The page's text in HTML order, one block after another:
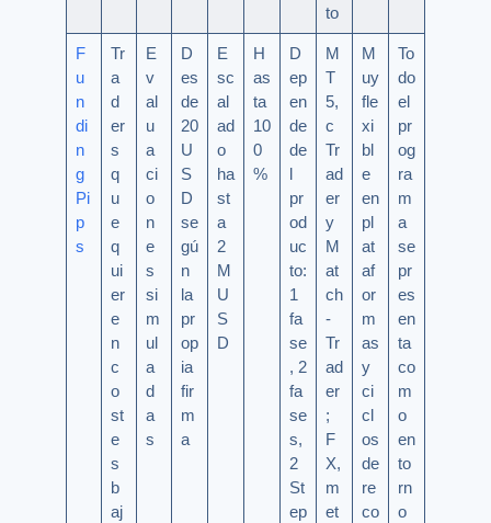
to
F
u
n
di
n
g
Pi
p
s
Tr
a
d
er
s
q
u
e
q
ui
er
e
n
c
o
st
e
s
b
aj
E
v
al
u
a
ci
o
n
e
s
si
m
ul
a
d
a
s
D
es
de
20
U
S
D
se
gú
n
la
pr
op
ia
fir
m
a
E
sc
al
ad
o
ha
st
a
2
M
U
S
D
H
as
ta
10
0
%
D
ep
en
de
de
l
pr
od
uc
to:
1
fa
se
, 2
fa
se
s,
2
St
ep
M
T
5,
c
Tr
ad
er
y
M
at
ch
-
Tr
ad
er
;
F
X,
m
et
M
uy
fle
xi
bl
e
en
pl
at
af
or
m
as
y
ci
cl
os
de
re
co
To
do
el
pr
og
ra
m
a
se
pr
es
en
ta
co
m
o
en
to
rn
o